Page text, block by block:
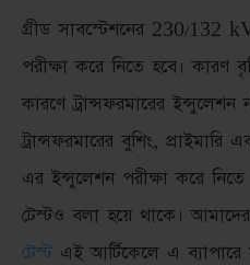
গ্রীড সাবস্টেশনের 230/132 kV
পরীক্ষা করে নিতে হবে। কারণ
কারণে ট্রান্সফরমারের ইন্সুলেশন
ট্রান্সফরমারের বুশিং, প্রাইমারি
এর ইন্সুলেশন পরীক্ষা করে
টেস্টও বলা হয়ে থাকে। আমাদের
টেস্ট এই আর্টিকেলে এ